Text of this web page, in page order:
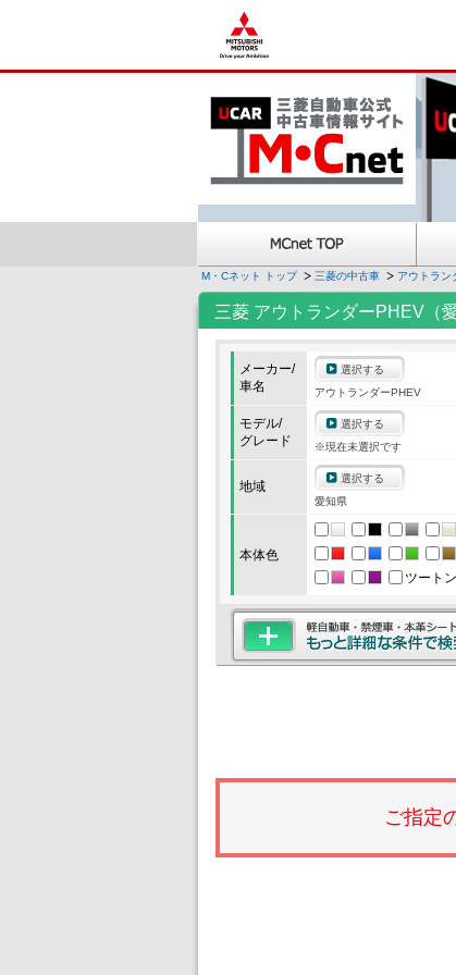
M・Cネット トップ 三菱の中古車 アウトラン
三菱 アウトランダーPHEV（
メーカー/
車名
選択する
アウトランダーPHEV
モデル/
グレード
選択する
※現在未選択です
地域
選択する
愛知県
本体色
ツートン
ご指定